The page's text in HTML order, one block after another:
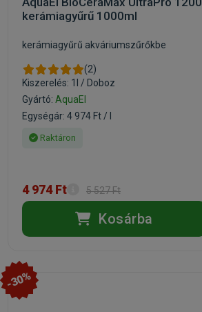
kerámiagyűrű 1000ml
kerámiagyűrű akváriumszűrőkbe
(2)
Kiszerelés: 1l / Doboz
Gyártó: AquaEl
Egységár: 4 974 Ft / l
Raktáron
4 974 Ft 5 527 Ft
Kosárba
-30%